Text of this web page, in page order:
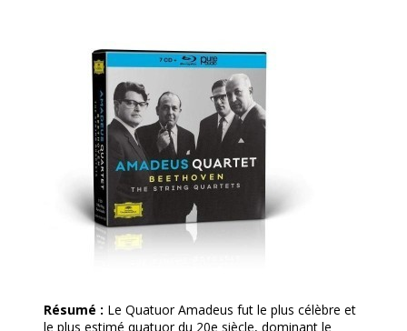
Résumé : Le Quatuor Amadeus fut le plus célèbre et
le plus estimé quatuor du 20e siècle, dominant le